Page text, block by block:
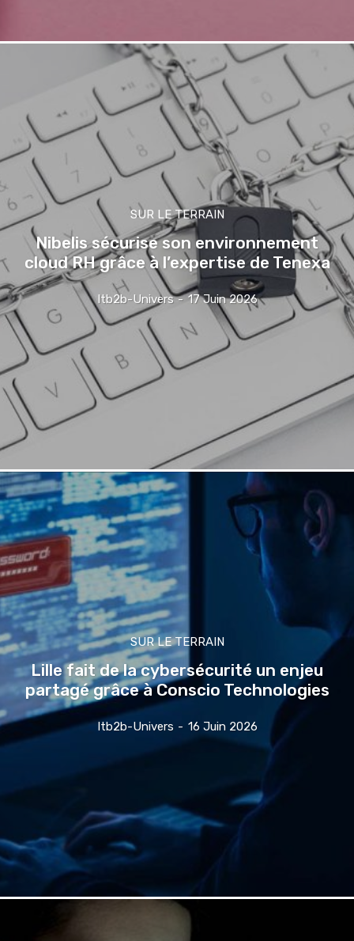
SUR LE TERRAIN
Nibelis sécurise son environnement
cloud RH grâce à l’expertise de Tenexa
Itb2b-Univers - 17 Juin 2026
SUR LE TERRAIN
Lille fait de la cybersécurité un enjeu
partagé grâce à Conscio Technologies
Itb2b-Univers - 16 Juin 2026